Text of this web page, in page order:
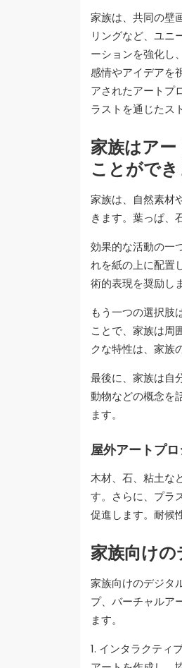
家族は、共同の壁
リングなど、ユニ
ーションを強化し
感情やアイデアを
アされたアートプ
ラストを通じたス
家族はア
ことがで
家族は、自然素材
きます。葉っぱ、
効果的な活動の一
れを紙の上に配置
術的表現を奨励し
もう一つの選択肢
ことで、家族は周
クな特性は、家族
最後に、家族は自
動物などの概念を
ます。
屋外アートプ
木材、石、粘土な
す。さらに、プラ
促進します。耐候
家族向け
家族向けのデジタ
プ、バーチャルア
ます。
1. インタラクティ